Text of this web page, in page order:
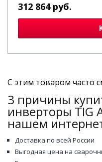
312 864 руб.
С этим товаром часто
3 причины
инверторы TIG
нашем
Доставка по всей России
Выгодная цена на